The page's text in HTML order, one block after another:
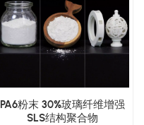
PA6粉末 30%玻璃纤维增​​强
SLS结构聚合物